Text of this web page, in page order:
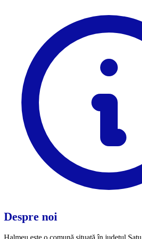
Despre noi
Halmeu este o comună situată în județul